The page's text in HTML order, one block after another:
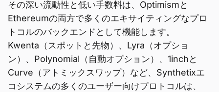
その深い流動性と低い手数料は、Optimismと
Ethereumの両方で多くのエキサイティングなプロ
トコルのバックエンドとして機能します。
Kwenta（スポットと先物）、Lyra（オプショ
ン）、Polynomial（自動オプション）、1inchと
Curve（アトミックスワップ）など、Synthetixエ
コシステムの多くのユーザー向けプロトコルは、